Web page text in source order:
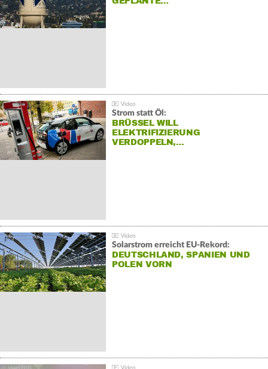
Strom statt Öl:
BRÜSSEL WILL
ELEKTRIFIZIERUNG
VERDOPPELN,…
Solarstrom erreicht EU-Rekord:
DEUTSCHLAND, SPANIEN UND
POLEN VORN